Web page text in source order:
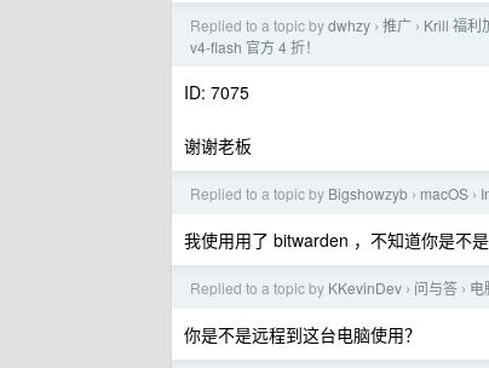
Replied to a topic bydwhzy › 推广 › Krill 福利
v4-flash 官方 4 折！
ID: 7075
谢谢老板
Replied to a topic by Bigshowzyb › macOS ›
我使用用了 bitwarden ，不知道你是不是
Replied to a topic by KKevinDev › 问与答 › 电
你是不是远程到这台电脑使用？